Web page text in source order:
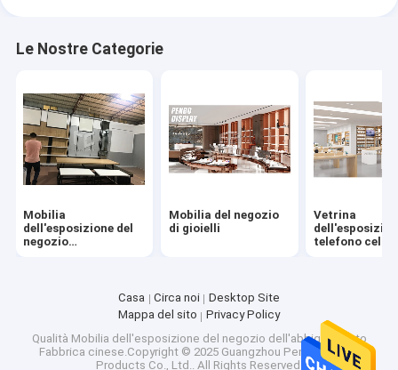
Le Nostre Categorie
Mobilia
dell'esposizione del
negozio
Mobilia del negozio
di gioielli
Vetrina
telefono
Casa Circa noi
Desktop Site
Mappa del sito
Privacy Policy
Qualità Mobilia dell'esposizione del negozio dell'abbigliamento
Fabbrica cinese.Copyright © 2025 Guangzhou Penbo Display
Products Co., Ltd.. All Rights Reserved.